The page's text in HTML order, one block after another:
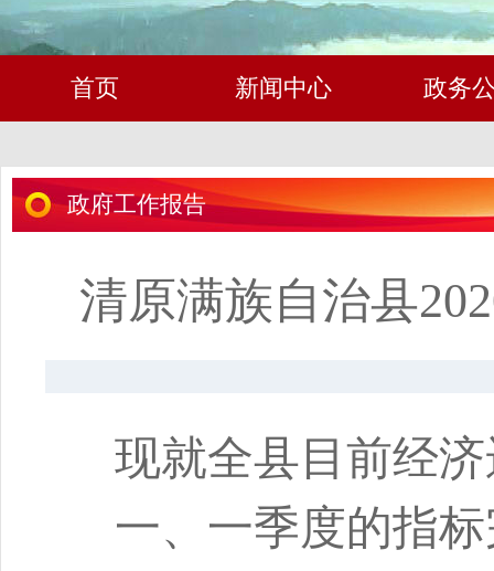
首页 新闻中心 政务
政府工作报告
清原满族自治县
现就全县目前经
一、一季度的指